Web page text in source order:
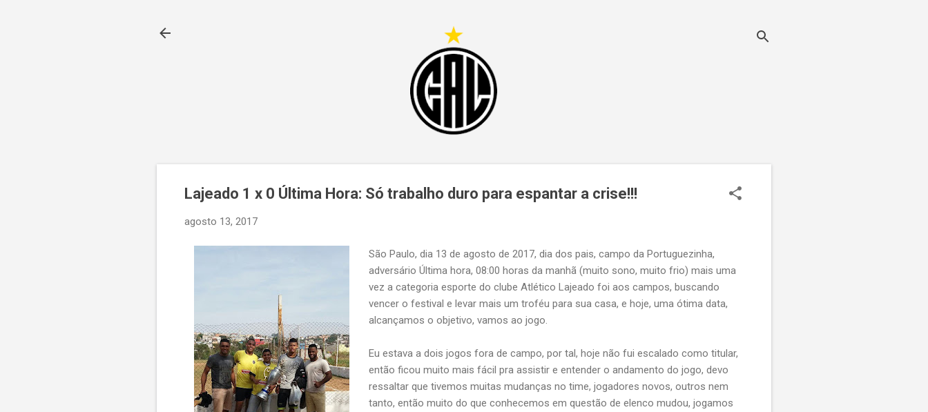
Lajeado 1 x 0 Última Hora: Só trabalho duro para espantar a crise!!!
agosto 13, 2017
São Paulo, dia 13 de agosto de 2017, dia dos pais, campo da Portuguezinha,
adversário Última hora, 08:00 horas da manhã (muito sono, muito frio) mais uma
vez a categoria esporte do clube Atlético Lajeado foi aos campos, buscando
vencer o festival e levar mais um troféu para sua casa, e hoje, uma ótima data,
alcançamos o objetivo, vamos ao jogo.
Eu estava a dois jogos fora de campo, por tal, hoje não fui escalado como titular,
então ficou muito mais fácil pra assistir e entender o andamento do jogo, devo
ressaltar que tivemos muitas mudanças no time, jogadores novos, outros nem
tanto, então muito do que conhecemos em questão de elenco mudou, jogamos